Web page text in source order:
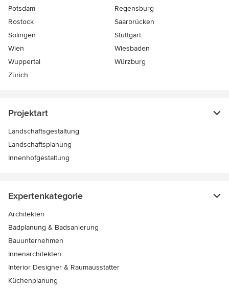
Potsdam
Regensburg
Rostock
Saarbrücken
Solingen
Stuttgart
Wien
Wiesbaden
Wuppertal
Würzburg
Zürich
Projektart
Landschaftsgestaltung
Landschaftsplanung
Innenhofgestaltung
Expertenkategorie
Architekten
Badplanung & Badsanierung
Bauunternehmen
Innenarchitekten
Interior Designer & Raumausstatter
Küchenplanung